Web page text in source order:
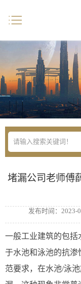
堵漏公司老师傅
发布时间：2023-
一般工业建筑的包括
于水池和泳池的抗
范要求，在水池/泳
